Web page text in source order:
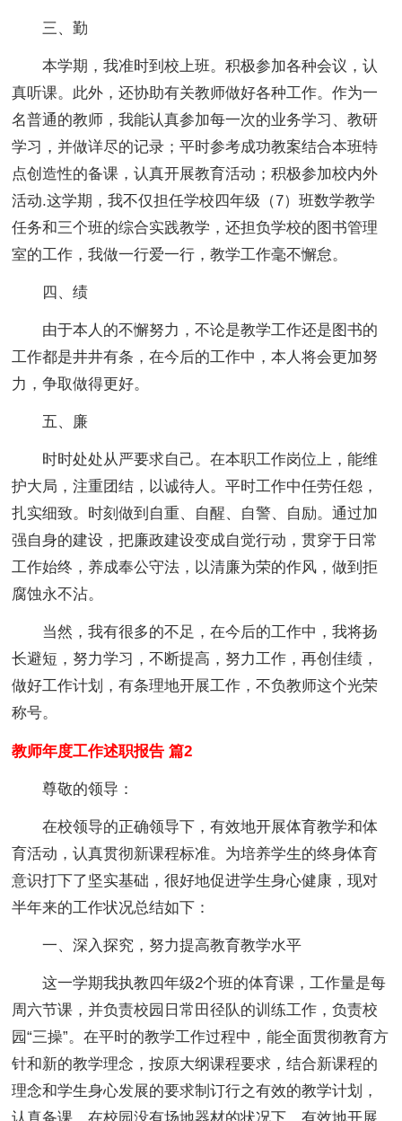
三、勤
本学期，我准时到校上班。积极参加各种会议，认
真听课。此外，还协助有关教师做好各种工作。作为一
名普通的教师，我能认真参加每一次的业务学习、教研
学习，并做详尽的记录；平时参考成功教案结合本班特
点创造性的备课，认真开展教育活动；积极参加校内外
活动.这学期，我不仅担任学校四年级（7）班数学教学
任务和三个班的综合实践教学，还担负学校的图书管理
室的工作，我做一行爱一行，教学工作毫不懈怠。
四、绩
由于本人的不懈努力，不论是教学工作还是图书的
工作都是井井有条，在今后的工作中，本人将会更加努
力，争取做得更好。
五、廉
时时处处从严要求自己。在本职工作岗位上，能维
护大局，注重团结，以诚待人。平时工作中任劳任怨，
扎实细致。时刻做到自重、自醒、自警、自励。通过加
强自身的建设，把廉政建设变成自觉行动，贯穿于日常
工作始终，养成奉公守法，以清廉为荣的作风，做到拒
腐蚀永不沾。
当然，我有很多的不足，在今后的工作中，我将扬
长避短，努力学习，不断提高，努力工作，再创佳绩，
做好工作计划，有条理地开展工作，不负教师这个光荣
称号。
教师年度工作述职报告 篇2
尊敬的领导：
在校领导的正确领导下，有效地开展体育教学和体
育活动，认真贯彻新课程标准。为培养学生的终身体育
意识打下了坚实基础，很好地促进学生身心健康，现对
半年来的工作状况总结如下：
一、深入探究，努力提高教育教学水平
这一学期我执教四年级2个班的体育课，工作量是每
周六节课，并负责校园日常田径队的训练工作，负责校
园“三操”。在平时的教学工作过程中，能全面贯彻教育方
针和新的教学理念，按原大纲课程要求，结合新课程的
理念和学生身心发展的要求制订行之有效的教学计划，
认真备课。在校园没有场地器材的状况下，有效地开展